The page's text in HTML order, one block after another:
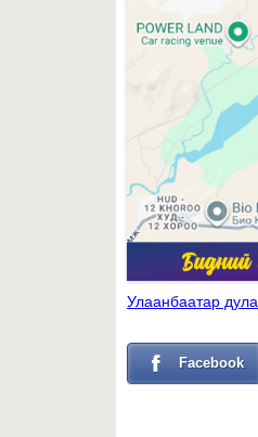
Улаанбаатар
Facebook